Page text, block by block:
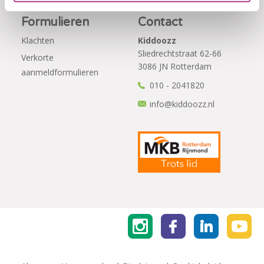
Formulieren
Klachten
Verkorte
aanmeldformulieren
Contact
Kiddoozz
Sliedrechtstraat 62-66
3086 JN Rotterdam
010 - 2041820
info@kiddoozz.nl